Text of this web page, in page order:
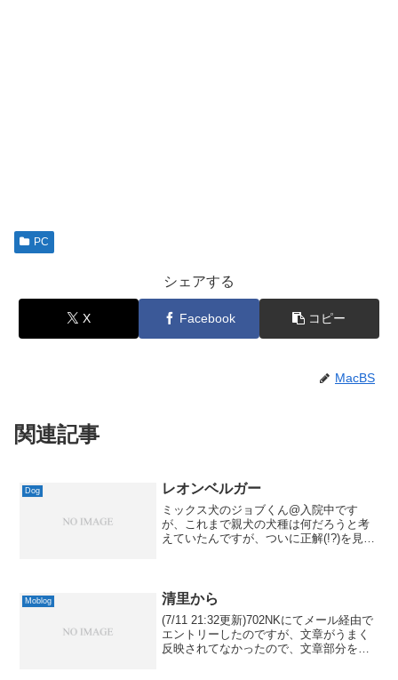
PC
シェアする
X Facebook コピー
MacBS
関連記事
Dog レオンベルガー
ミックス犬のジョブくん@入院中です
が、これまで親犬の犬種は何だろうと考
えていたんですが、ついに正解(!?)を見つ
Moblog 清里から
(7/11 21:32更新)702NKにてメール経由で
エントリーしたのですが、文章がうまく
反映されてなかったので、文章部分を追